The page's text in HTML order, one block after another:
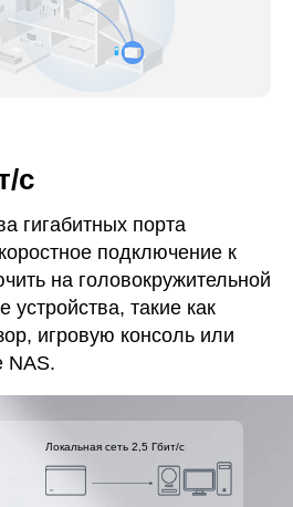
с
гигабитных порта
подключение к
на головокружительной
устройства, такие как
игровую консоль или
NAS.
Локальная сеть 2,5 Гбит/с